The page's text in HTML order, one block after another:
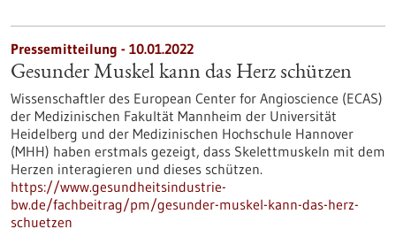
Pressemitteilung - 10.01.2022
Gesunder Muskel kann das Herz schützen
Wissenschaftler des European Center for Angioscience (ECAS)
der Medizinischen Fakultät Mannheim der Universität
Heidelberg und der Medizinischen Hochschule Hannover
(MHH) haben erstmals gezeigt, dass Skelettmuskeln mit dem
Herzen interagieren und dieses schützen.
https://www.gesundheitsindustrie-
bw.de/fachbeitrag/pm/gesunder-muskel-kann-das-herz-
schuetzen